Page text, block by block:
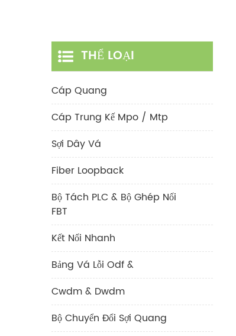
THỂ LOẠI
Cáp Quang
Cáp Trung Kế Mpo / Mtp
Sợi Dây Vá
Fiber Loopback
Bộ Tách PLC & Bộ Ghép Nối
FBT
Kết Nối Nhanh
Bảng Vá Lỗi Odf &
Cwdm & Dwdm
Bộ Chuyển Đổi Sợi Quang